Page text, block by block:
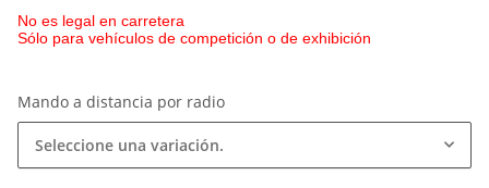
No es legal en carretera
Sólo para vehículos de competición o de exhibición
Mando a distancia por radio
Seleccione una variación.